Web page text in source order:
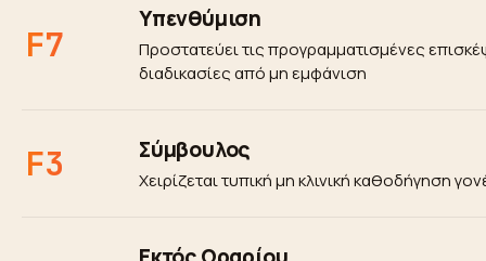
F7
Υπενθύμιση
Προστατεύει τις προγραμματισμένες
διαδικασίες από μη εμφάνιση
F3 Σύμβουλος
Χειρίζεται τυπική μη κλινική καθοδήγηση